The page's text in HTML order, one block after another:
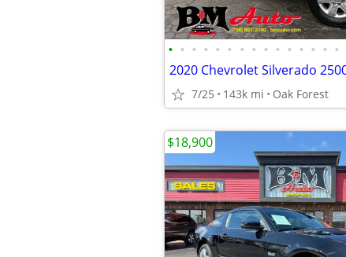
• • • • • • • • • • • • • • •
7/25 143k mi Oak Forest
$18,900